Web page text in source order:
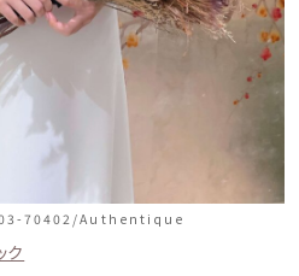
03-70402/Authentique
ク